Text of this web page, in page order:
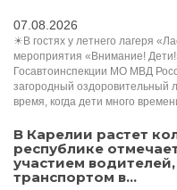
07.08.2026
☀В гостях у летнего лагеря
мероприятия «Внимание!
Госавтоинспекции МО МВД
загородный оздоровительный
время, когда дети много
В Карелии растет
республике
участием
транспортом в...